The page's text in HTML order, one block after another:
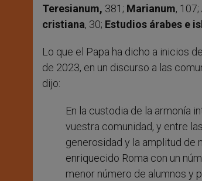
Teresianum, 381; Marianum, 107;
cristiana, 30; Estudios árabes e
Lo que el Papa ha dicho a inicios
de 2023, en un discurso a las
dijo:
En la custodia de la armonía
vuestra comunidad, y entre
generosidad y la amplitud de
enriquecido Roma con un
menor número de alumnos y